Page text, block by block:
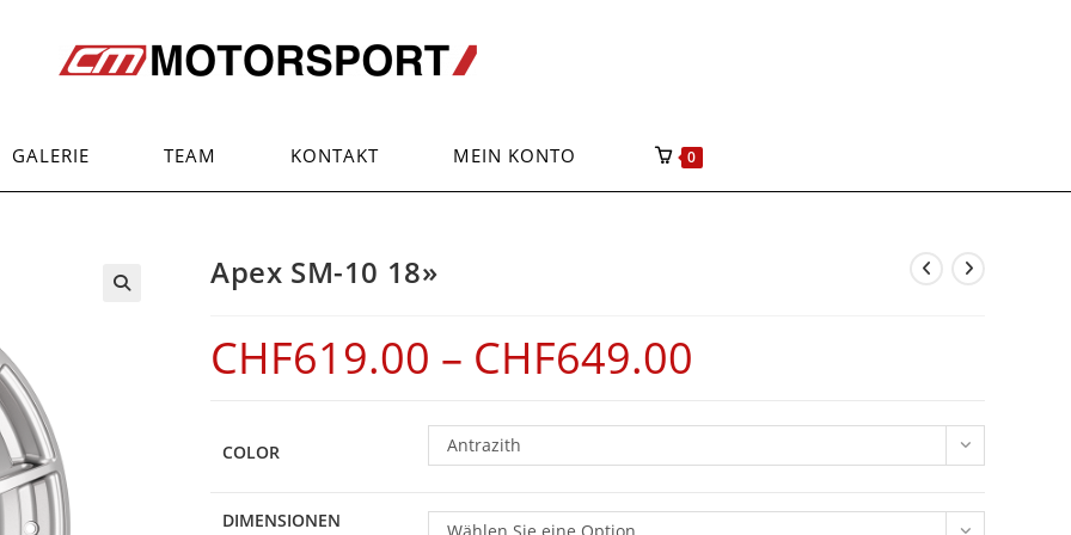
GALERIE TEAM KONTAKT MEIN KONTO 0
Apex SM-10 18»
CHF619.00 – CHF649.00
COLOR Antrazith
DIMENSIONEN